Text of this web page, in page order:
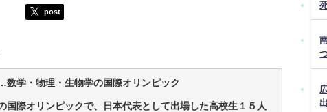
post
学・物理・生物学の国際オリンピック
国際オリンピックで、日本代表として出場した高校生１５人